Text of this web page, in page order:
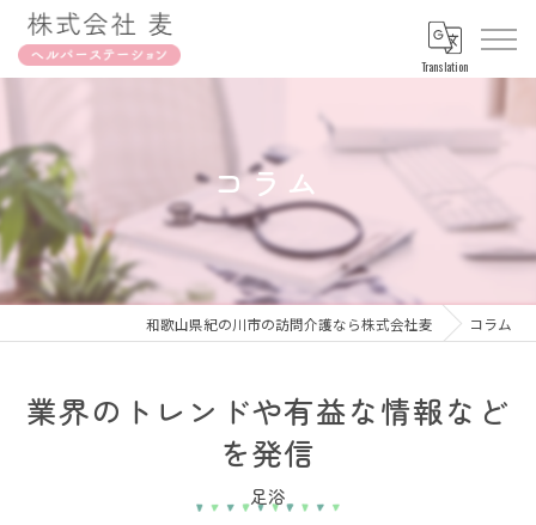
Translation
コラム
和歌山県紀の川市の訪問介護なら株式会社麦 コラム
業界のトレンドや有益な情報など
を発信
足浴